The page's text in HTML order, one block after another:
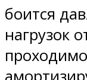
боится
нагрузок